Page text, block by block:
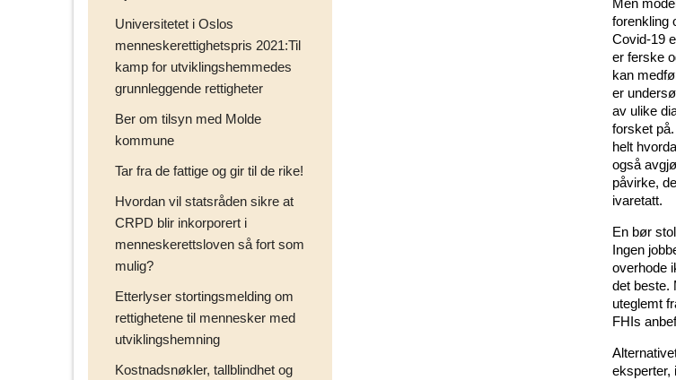
Universitetet i Oslos
menneskerettighetspris 2021:Til
kamp for utviklingshemmedes
grunnleggende rettigheter
Ber om tilsyn med Molde
kommune
Tar fra de fattige og gir til de rike!
Hvordan vil statsråden sikre at
CRPD blir inkorporert i
menneskerettsloven så fort som
mulig?
Etterlyser stortingsmelding om
rettighetene til mennesker med
utviklingshemning
Kostnadsnøkler, tallblindhet og
Men
forenkling
Covid-19
er ferske
kan
er
av ulike
forsket
helt
også
påvirke,
ivaretatt.
En bør
Ingen
overhode
det beste.
uteglemt
FHIs
eksperter,